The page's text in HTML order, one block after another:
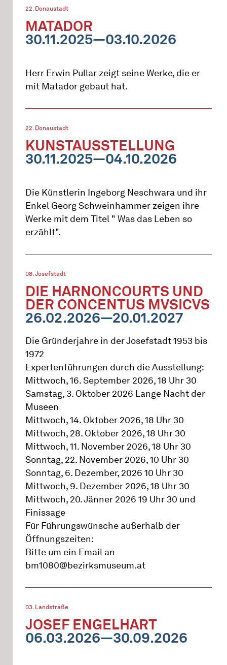
22. Donaustadt
MATADOR
30.11.2025—03.10.2026
Herr Erwin Pullar zeigt seine Werke, die er
mit Matador gebaut hat.
22. Donaustadt
KUNSTAUSSTELLUNG
30.11.2025—04.10.2026
Die Künstlerin Ingeborg Neschwara und ihr
Enkel Georg Schweinhammer zeigen ihre
Werke mit dem Titel " Was das Leben so
erzählt".
08. Josefstadt
DIE HARNONCOURTS UND
DER CONCENTUS MVSICVS
26.02.2026—20.01.2027
Die Gründerjahre in der Josefstadt 1953 bis
1972
Expertenführungen durch die Ausstellung:
Mittwoch, 16. September 2026, 18 Uhr 30
Samstag, 3. Oktober 2026 Lange Nacht der
Museen
Mittwoch, 14. Oktober 2026, 18 Uhr 30
Mittwoch, 28. Oktober 2026, 18 Uhr 30
Mittwoch, 11. November 2026, 18 Uhr 30
Sonntag, 22. November 2026, 10 Uhr 30
Sonntag, 6. Dezember, 2026 10 Uhr 30
Mittwoch, 9. Dezember 2026, 18 Uhr 30
Mittwoch, 20. Jänner 2026 19 Uhr 30 und
Finissage
Für Führungswünsche außerhalb der
Öffnungszeiten:
Bitte um ein Email an
bm1080@bezirksmuseum.at
03. Landstraße
JOSEF ENGELHART
06.03.2026—30.09.2026